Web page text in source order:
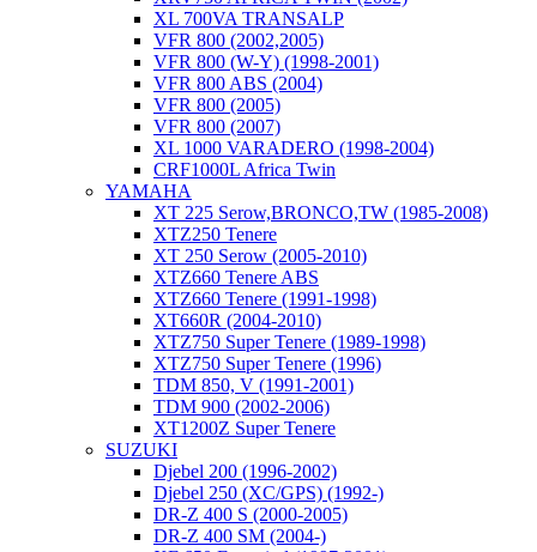
XL 700VA TRANSALP
VFR 800 (2002,2005)
VFR 800 (W-Y) (1998-2001)
VFR 800 ABS (2004)
VFR 800 (2005)
VFR 800 (2007)
XL 1000 VARADERO (1998-2004)
CRF1000L Africa Twin
YAMAHA
XT 225 Serow,BRONCO,TW (1985-2008)
XTZ250 Tenere
XT 250 Serow (2005-2010)
XTZ660 Tenere ABS
XTZ660 Tenere (1991-1998)
XT660R (2004-2010)
XTZ750 Super Tenere (1989-1998)
XTZ750 Super Tenere (1996)
TDM 850, V (1991-2001)
TDM 900 (2002-2006)
XT1200Z Super Tenere
SUZUKI
Djebel 200 (1996-2002)
Djebel 250 (XC/GPS) (1992-)
DR-Z 400 S (2000-2005)
DR-Z 400 SM (2004-)